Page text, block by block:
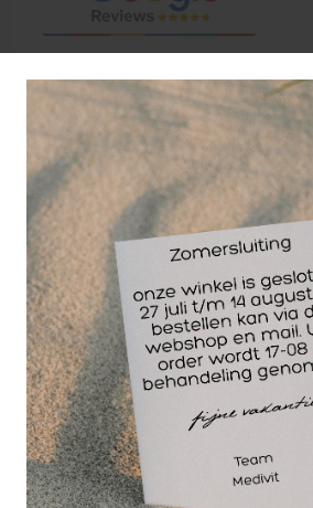
Voltaren Emulgel bevat het
diclofenac. Diclofenac is een
pijnstiller, een niet-steroïd
geneesmiddel behorend tot de
(Non-Steroïd Anti-Inflammatoire
gebruik altijd eerst de bijsluiter in
Emulgel is de zalfbasis die
Voltaren Emulgel. Het is een
basis die de eigenschappen van
een crème) en een gel
geneesmiddel op de huid wordt
het pas werken als het door de
en de te behandelen weefsels
(bijvoorbeeld het gewricht). De
ervoor dat het werkzame